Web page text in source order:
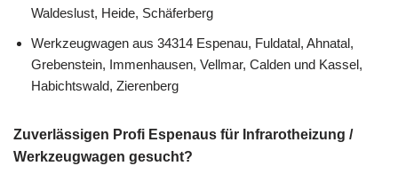
Waldeslust, Heide, Schäferberg
Werkzeugwagen aus 34314 Espenau, Fuldatal, Ahnatal,
Grebenstein, Immenhausen, Vellmar, Calden und Kassel,
Habichtswald, Zierenberg
Zuverlässigen Profi Espenaus für Infrarotheizung /
Werkzeugwagen gesucht?